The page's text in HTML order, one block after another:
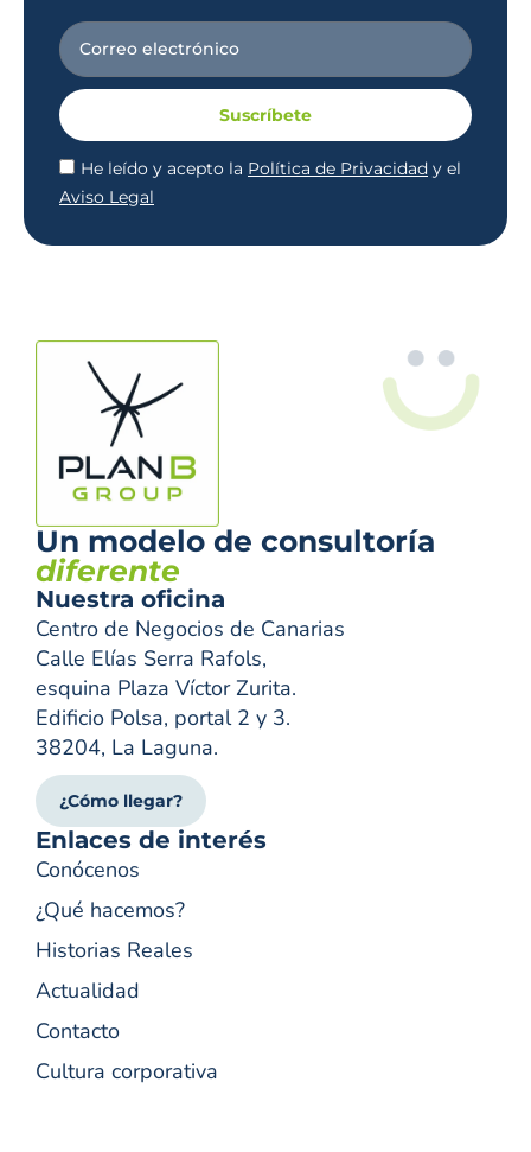
He leído y acepto la Política de Privacidad y el
Aviso Legal
Suscríbete
Un modelo de consultoría
diferente
Nuestra oficina
Centro de Negocios de Canarias
Calle Elías Serra Rafols,
esquina Plaza Víctor Zurita.
Edificio Polsa, portal 2 y 3.
38204, La Laguna.
¿Cómo llegar?
Enlaces de interés
Conócenos
¿Qué hacemos?
Historias Reales
Actualidad
Contacto
Cultura corporativa